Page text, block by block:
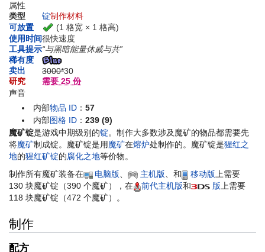
属性
类型
锭制作材料
可放置
(1 格宽 × 1 格高)
使用时间很快速度
工具提示“与黑暗能量休戚与共”
稀有度
卖出
3000*30
研究
需要 25 份
声音
内部物品 ID ：57
内部图格 ID ：239 (9)
魔矿锭是游戏中期级别的锭。制作大多数涉及魔矿的物品都需要先
将魔矿制成锭。魔矿锭是用魔矿在熔炉处制作的。魔矿锭是猩红之
地的猩红矿锭的腐化之地等价物。
制作所有魔矿装备在
电脑版、 主机版、和 移动版上需要
130 块魔矿锭（390 个魔矿），在
前代主机版和 版上需要
118 块魔矿锭（472 个魔矿）。
制作
配方